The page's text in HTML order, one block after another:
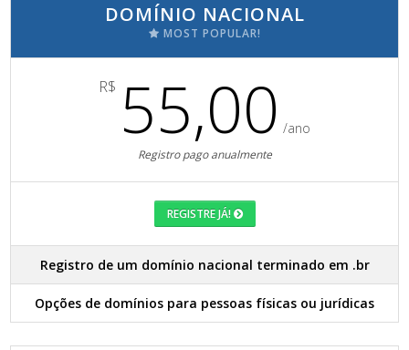
DOMÍNIO NACIONAL
MOST POPULAR!
R$ 55,00 /ano
Registro pago anualmente
REGISTRE JÁ!
Registro de um domínio nacional terminado em .br
Opções de domínios para pessoas físicas ou jurídicas